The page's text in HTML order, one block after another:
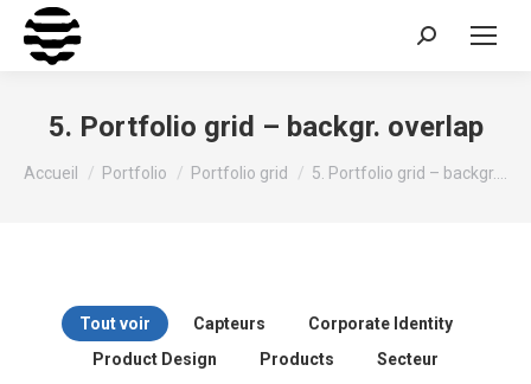
Recherche
5. Portfolio grid – backgr. overlap
Vous êtes ici :
Accueil Portfolio Portfolio grid 5. Portfolio grid – backgr.…
Tout voir Capteurs
Corporate Identity
Product Design
Products
Secteur